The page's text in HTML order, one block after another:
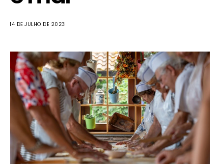
14 DE JULHO DE 2023